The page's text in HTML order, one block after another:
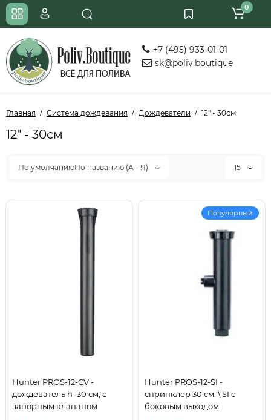
+7 (495) 933-01-01
sk@poliv.boutique
0
Главная Система дождевания Дождеватели 12" - 30см
12" - 30см
По умолчаниюПо названию (А - Я) 15
Hunter PROS-12-CV -
дождеватель h=30 см, с
запорным клапаном
Популярный
Hunter PROS-12-SI -
спринклер 30 см. \ SI с
боковым выходом